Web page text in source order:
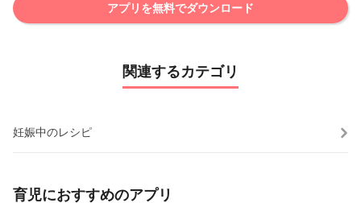
アプリを無料でダウンロード
関連するカテゴリ
妊娠中のレシピ
育児におすすめのアプリ